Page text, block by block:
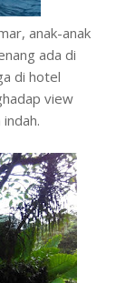
anak-anak
ada di
di hotel
view